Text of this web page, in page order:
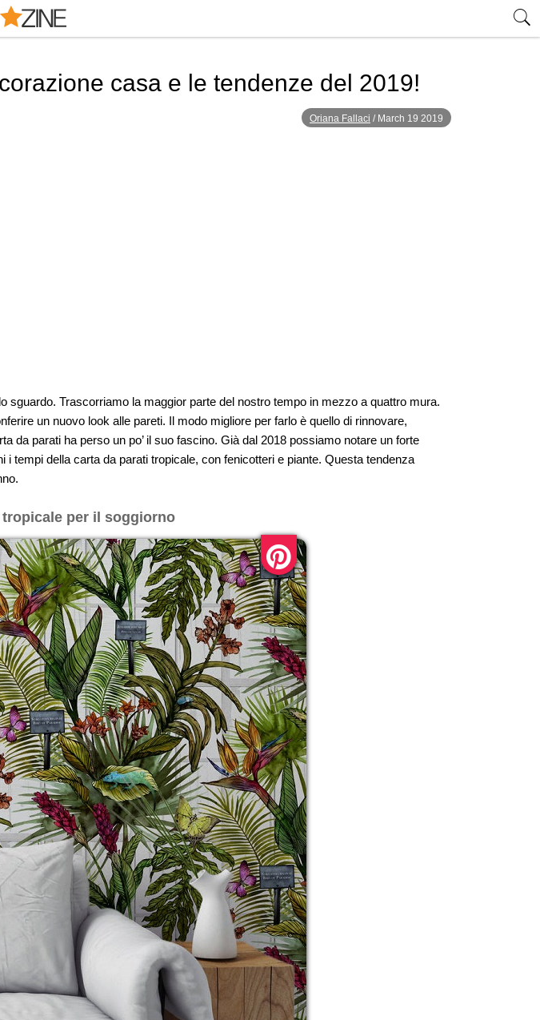
casa e le tendenze del 2019!
Oriana Fallaci / March 19 2019
Trascorriamo la maggior parte del nostro tempo in mezzo a quattro mura.
un nuovo look alle pareti. Il modo migliore per farlo è quello di rinnovare,
da parati ha perso un po’ il suo fascino. Già dal 2018 possiamo notare un forte
tempi della carta da parati tropicale, con fenicotteri e piante. Questa tendenza
per il soggiorno